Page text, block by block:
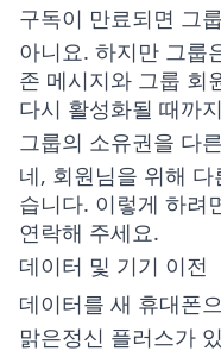
구독이 만료되면 그
아니요. 하지만 그룹
존 메시지와 그룹 회
다시 활성화될 때까
그룹의 소유권을 다
네, 회원님을 위해
습니다. 이렇게 하려
연락해 주세요.
데이터 및 기기 이전
데이터를 새 휴대폰
맑은정신 플러스가